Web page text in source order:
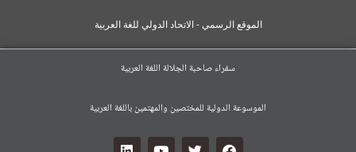
الموقع الرسمي - الاتحاد الدولي للغة العربية
سفراء صاحبة الجلالة اللغة العربية
الموسوعة الدولية للمختصين والمهتمين باللغة العربية